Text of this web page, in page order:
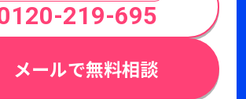
219-695
メールで無料相談